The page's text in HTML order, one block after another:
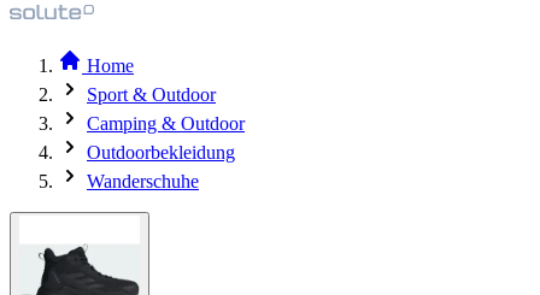
Home
Sport & Outdoor
Camping & Outdoor
Outdoorbekleidung
Wanderschuhe